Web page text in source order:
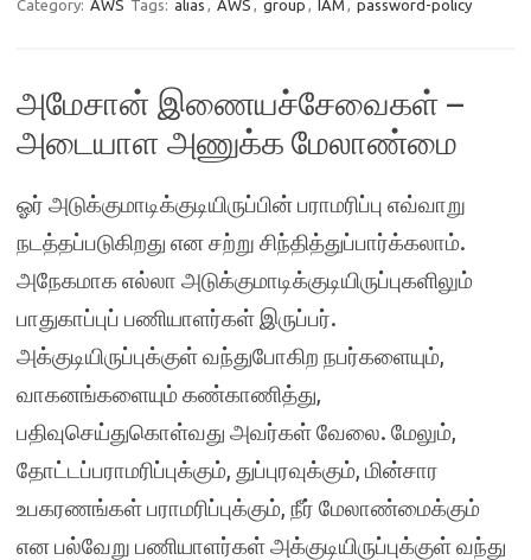
Category: AWS Tags: alias , AWS , group , IAM , password-policy
அமேசான் இணையச்சேவைகள் –
அடையாள அணுக்க மேலாண்மை
ஓர் அடுக்குமாடிக்குடியிருப்பின் பராமரிப்பு எவ்வாறு
நடத்தப்படுகிறது என சற்று சிந்தித்துப்பார்க்கலாம்.
அநேகமாக எல்லா அடுக்குமாடிக்குடியிருப்புகளிலும்
பாதுகாப்புப் பணியாளர்கள் இருப்பர்.
அக்குடியிருப்புக்குள் வந்துபோகிற நபர்களையும்,
வாகனங்களையும் கண்காணித்து,
பதிவுசெய்துகொள்வது அவர்கள் வேலை. மேலும்,
தோட்டப்பராமரிப்புக்கும், துப்புரவுக்கும், மின்சார
உபகரணங்கள் பராமரிப்புக்கும், நீர் மேலாண்மைக்கும்
என பல்வேறு பணியாளர்கள் அக்குடியிருப்புக்குள் வந்து